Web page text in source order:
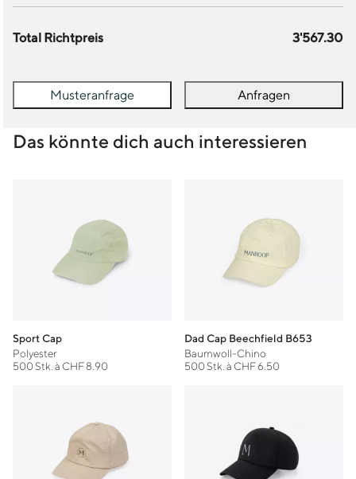
Total Richtpreis 3'567.30
Musteranfrage Anfragen
Das könnte dich auch interessieren
Sport Cap
Polyester
500 Stk. à CHF 8.90
Dad Cap Beechfield B653
Baumwoll-Chino
500 Stk. à CHF 6.50